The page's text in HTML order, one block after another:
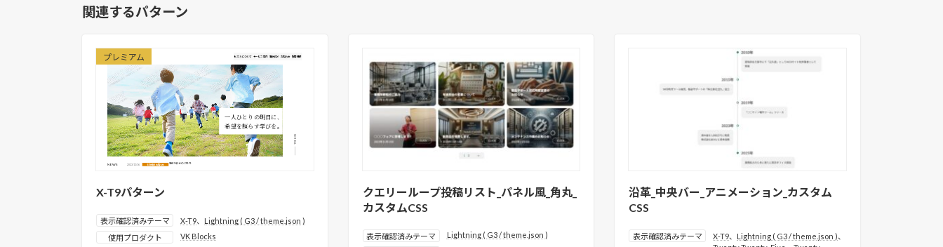
関連するパターン
プレミアム
X-T9パターン
表示確認済みテーマ X-T9、 Lightning ( G3 / theme.json )
使用プロダクト
VK Blocks
クエリーループ投稿リスト_パネル風_角丸_
カスタムCSS
表示確認済みテーマ Lightning ( G3 / theme.json )
沿革_中央バー_アニメーション_カスタム
CSS
表示確認済みテーマ X-T9、 Lightning ( G3 / theme.json )、